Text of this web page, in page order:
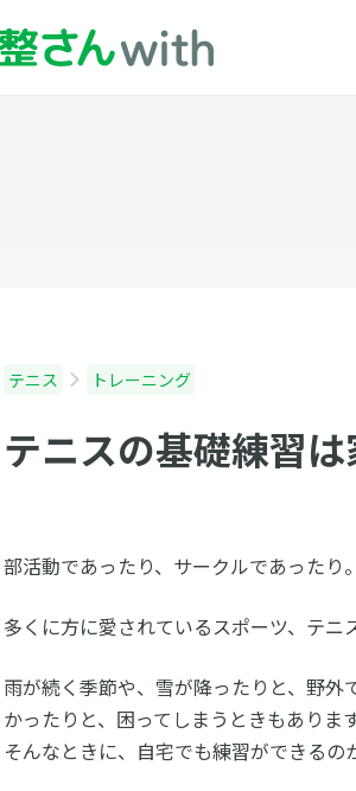
テニス トレーニング
テニスの基礎練習
部活動であったり、サークルであったり
多くに方に愛されているスポーツ、テニ
雨が続く季節や、雪が降ったりと、野
かったりと、困ってしまうときもあります
そんなときに、自宅でも練習ができるの